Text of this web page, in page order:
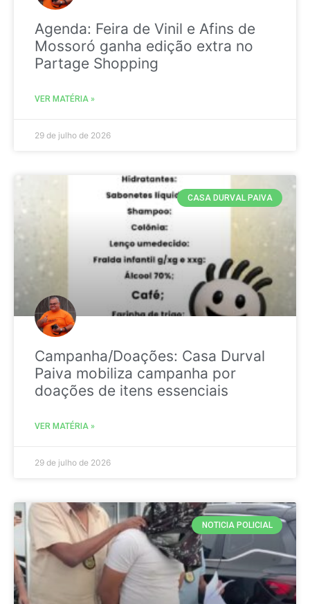
Agenda: Feira de Vinil e Afins de
Mossoró ganha edição extra no
Partage Shopping
VER MATÉRIA »
29 de julho de 2026
CASA DURVAL PAIVA
Campanha/Doações: Casa Durval
Paiva mobiliza campanha por
doações de itens essenciais
VER MATÉRIA »
29 de julho de 2026
NOTICIA POLICIAL